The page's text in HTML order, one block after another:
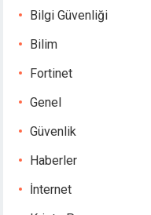
Bilgi Güvenliği
Bilim
Fortinet
Genel
Güvenlik
Haberler
İnternet